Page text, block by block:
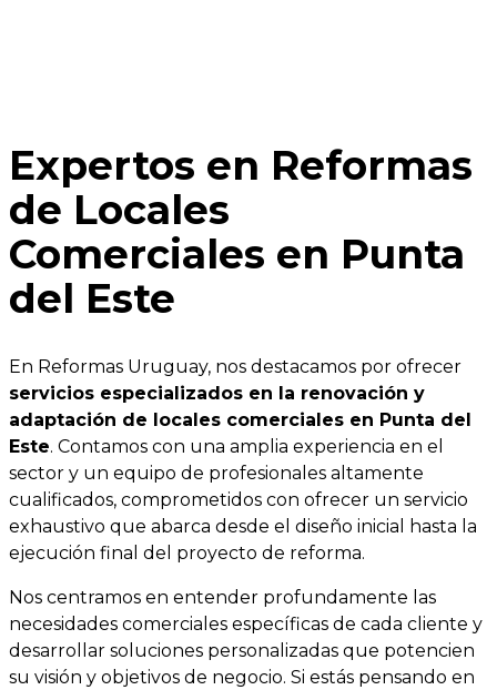
Expertos en Reformas
de Locales
Comerciales en Punta
del Este
En Reformas Uruguay, nos destacamos por ofrecer
servicios especializados en la renovación y
adaptación de locales comerciales en Punta del
Este. Contamos con una amplia experiencia en el
sector y un equipo de profesionales altamente
cualificados, comprometidos con ofrecer un servicio
exhaustivo que abarca desde el diseño inicial hasta la
ejecución final del proyecto de reforma.
Nos centramos en entender profundamente las
necesidades comerciales específicas de cada cliente y
desarrollar soluciones personalizadas que potencien
su visión y objetivos de negocio. Si estás pensando en